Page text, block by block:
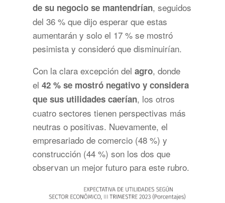
de su negocio se mantendrían, seguidos
del 36 % que dijo esperar que estas
aumentarán y solo el 17 % se mostró
pesimista y consideró que disminuirían.
Con la clara excepción del agro, donde
el 42 % se mostró negativo y considera
que sus utilidades caerían, los otros
cuatro sectores tienen perspectivas más
neutras o positivas. Nuevamente, el
empresariado de comercio (48 %) y
construcción (44 %) son los dos que
observan un mejor futuro para este rubro.